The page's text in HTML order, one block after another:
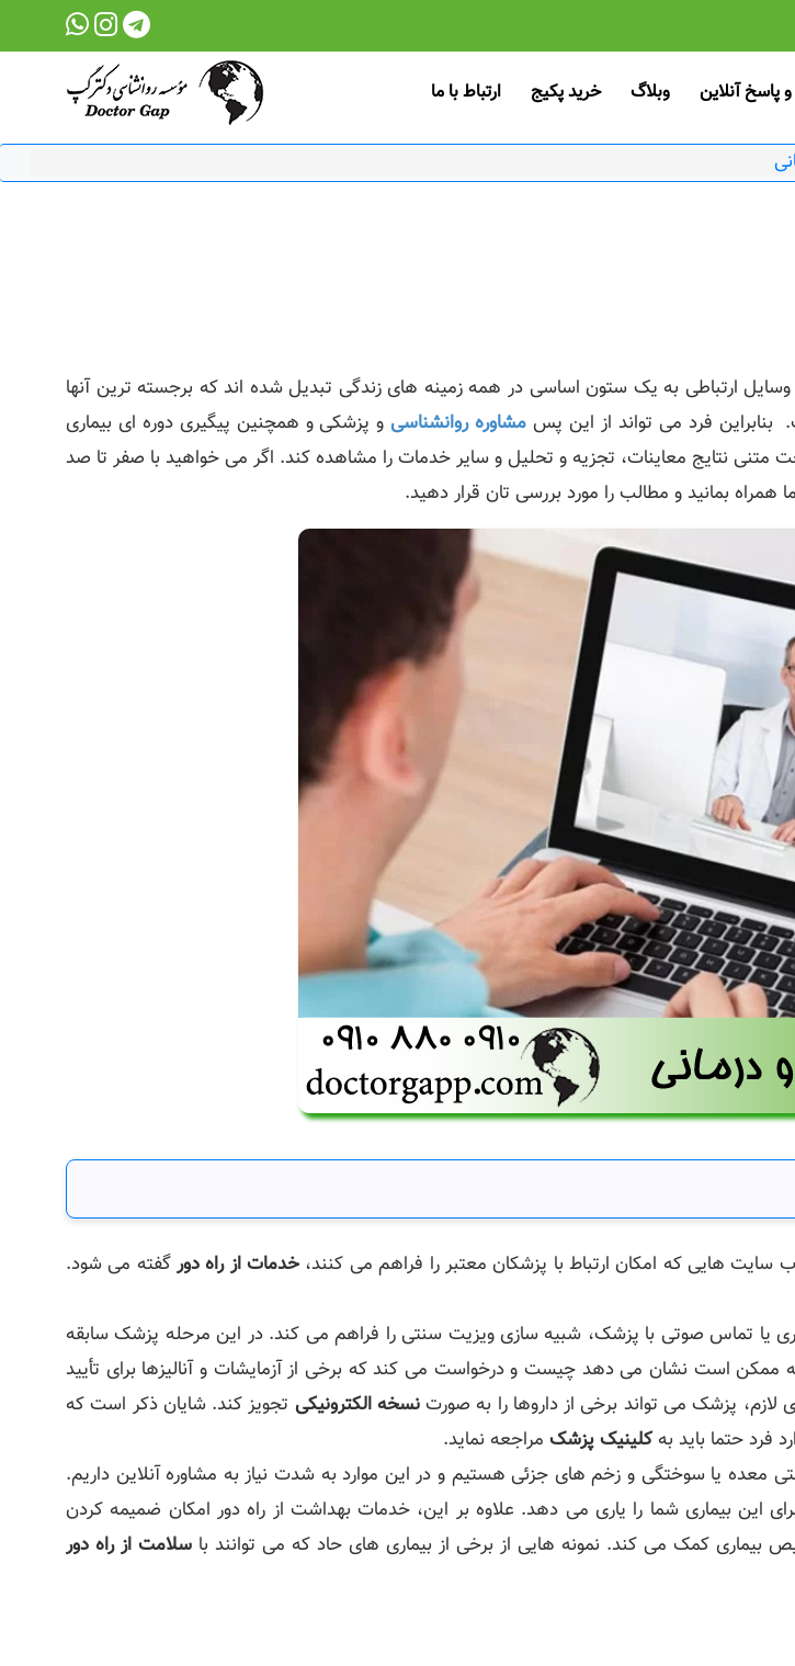
آنلاین وبلاگ خرید پکیج ارتباط با ما
ارتباطی به یک ستون اساسی در همه زمینه های زندگی تبدیل شده اند که برجسته ترین آنها
فرد می تواند از این پس مشاوره روانشناسیو پزشکی و همچنین پیگیری دوره ای بیماری
نتایج معاینات، تجزیه و تحلیل و سایر خدمات را مشاهده کند. اگر می خواهید با صفر تا صد
همراه بمانید و مطالب را مورد بررسی تان قرار دهید.
سایت هایی که امکان ارتباط با پزشکان معتبر را فراهم می کنند، خدمات از راه دورگفته می شود.
یا تماس صوتی با پزشک، شبیه سازی ویزیت سنتی را فراهم می کند. در این مرحله پزشک سابقه
ممکن است نشان می دهد چیست و درخواست می کند که برخی از آزمایشات و آنالیزها برای تأیید
پزشک می تواند برخی از داروها را به صورتنسخه الکترونیکی تجویز کند. شایان ذکر است که
فرد حتما باید بهکلینیک پزشک مراجعه نماید.
معده یا سوختگی و زخم های جزئی هستیم و در این موارد به شدت نیاز به مشاوره آنلاین داریم.
این بیماری شما را یاری می دهد. علاوه بر این، خدمات بهداشت از راه دور امکان ضمیمه کردن
کمک می کند. نمونه هایی از برخی از بیماری های حاد که می توانند با سلامت از راه دور